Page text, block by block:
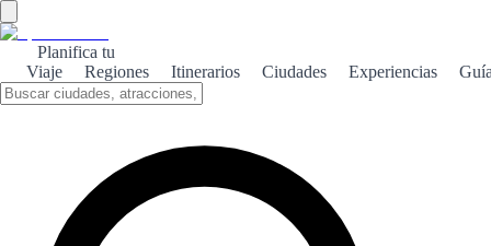
Planifica tu
Viaje
Regiones Itinerarios Ciudades Experiencias
Conil de la Frontera, un pueblo con historia, ofrece un viaje al
pasado a través de sus calles empedradas y monumentos que narran
su rica herencia cultural.